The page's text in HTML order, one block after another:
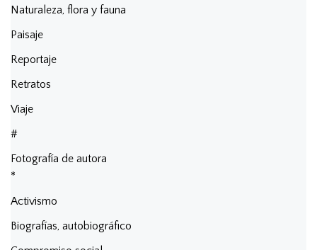
Naturaleza, flora y fauna
Paisaje
Reportaje
Retratos
Viaje
#
Fotografía de autora
*
Activismo
Biografías, autobiográfico